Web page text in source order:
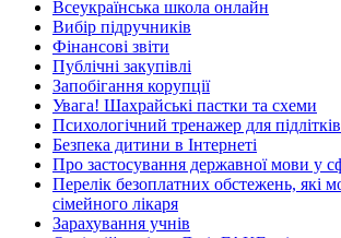
Всеукраїнська школа онлайн
Вибір підручників
Фінансові звіти
Публічні закупівлі
Запобігання корупції
Увага! Шахрайські пастки та схеми
Психологічний тренажер для
Безпека дитини в Інтернеті
Про застосування державної мови у
Перелік безоплатних обстежень, які
сімейного лікаря
Зарахування учнів